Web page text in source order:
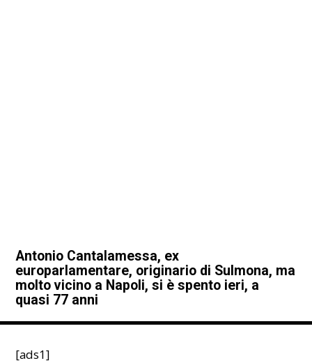
Antonio Cantalamessa, ex
europarlamentare, originario di Sulmona, ma
molto vicino a Napoli, si è spento ieri, a
quasi 77 anni
[ads1]